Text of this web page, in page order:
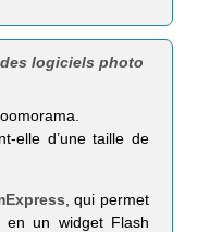
des logiciels photo
elle d’une taille de
, qui permet
en un widget Flash